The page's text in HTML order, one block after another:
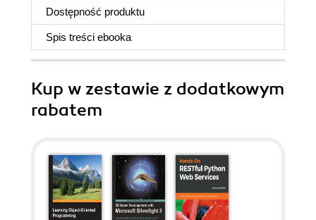
Dostępność produktu
Spis treści ebooka
Kup w zestawie z dodatkowym
rabatem